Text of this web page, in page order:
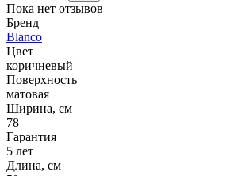
Пока нет отзывов
Бренд
Blanco
Цвет
коричневый
Поверхность
матовая
Ширина, см
78
Гарантия
5 лет
Длина, см